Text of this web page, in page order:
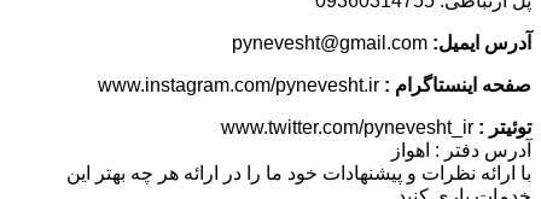
آدرس ایمیل:
صفحه اینستاگرام :
توئیتر :
آدرس دفتر : اهواز
با ارائه نظرات و پیشنهادات خود ما را در ارائه هر چه بهتر این